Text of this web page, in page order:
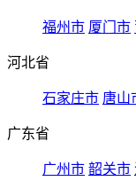
福州市 厦门市
河北省
石家庄市 唐山
广东省
广州市 韶关市